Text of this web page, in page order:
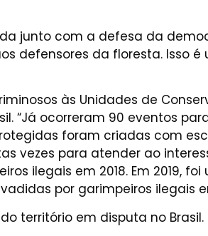
junto com a defesa da
defensores da floresta. Isso é
às Unidades de
“Já ocorreram 90 eventos
foram criadas com
vezes para atender ao
ilegais em 2018. Em 2019, foi
por garimpeiros ilegais
território em disputa no Brasil.